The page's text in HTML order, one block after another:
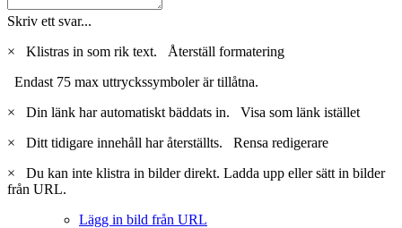
Skriv ett svar...
×
Klistras in som rik text. Återställ formatering
Endast 75 max uttryckssymboler är tillåtna.
×
Din länk har automatiskt bäddats in. Visa som länk istället
×
Ditt tidigare innehåll har återställts. Rensa redigerare
×
Du kan inte klistra in bilder direkt. Ladda upp eller sätt in bilder
från URL.
Lägg in bild från URL